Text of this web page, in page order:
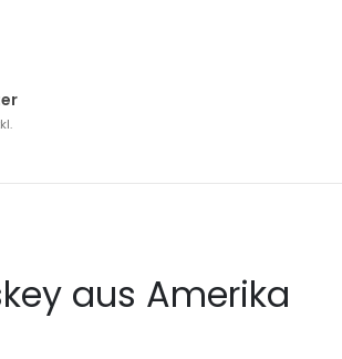
aus Amerika